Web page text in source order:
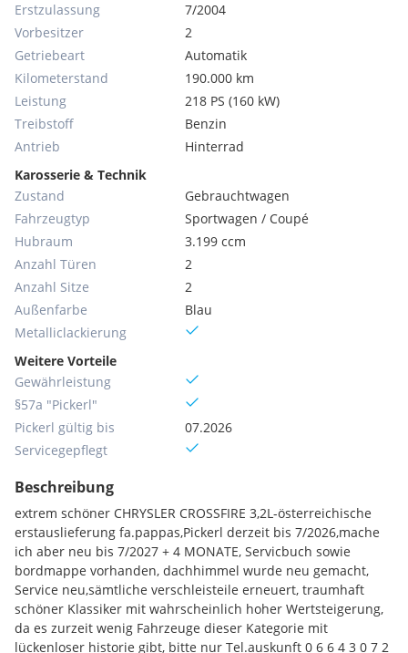
Erstzulassung
7/2004
Vorbesitzer
2
Getriebeart
Automatik
Kilometerstand
190.000 km
Leistung
218 PS (160 kW)
Treibstoff
Benzin
Antrieb
Hinterrad
Karosserie & Technik
Zustand
Gebrauchtwagen
Fahrzeugtyp
Sportwagen / Coupé
Hubraum
3.199 ccm
Anzahl Türen
2
Anzahl Sitze
2
Außenfarbe
Blau
Metallic­lackierung
Weitere Vorteile
Gewährleistung
§57a "Pickerl"
Pickerl gültig bis
07.2026
Servicegepflegt
Beschreibung
extrem schöner CHRYSLER CROSSFIRE 3,2L-österreichische
erstauslieferung fa.pappas,Pickerl derzeit bis 7/2026,mache
ich aber neu bis 7/2027 + 4 MONATE, Servicbuch sowie
bordmappe vorhanden, dachhimmel wurde neu gemacht,
Service neu,sämtliche verschleisteile erneuert, traumhaft
schöner Klassiker mit wahrscheinlich hoher Wertsteigerung,
da es zurzeit wenig Fahrzeuge dieser Kategorie mit
lückenloser historie gibt, bitte nur Tel.auskunft 0 6 6 4 3 0 7 2